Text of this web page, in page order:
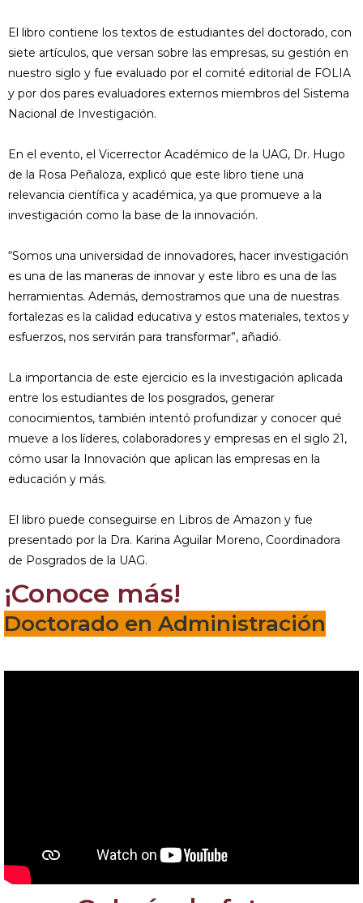
El libro contiene los textos de estudiantes del doctorado, con
siete artículos, que versan sobre las empresas, su gestión en
nuestro siglo y fue evaluado por el comité editorial de FOLIA
y por dos pares evaluadores externos miembros del Sistema
Nacional de Investigación.
En el evento, el Vicerrector Académico de la UAG, Dr. Hugo
de la Rosa Peñaloza, explicó que este libro tiene una
relevancia científica y académica, ya que promueve a la
investigación como la base de la innovación.
“Somos una universidad de innovadores, hacer investigación
es una de las maneras de innovar y este libro es una de las
herramientas. Además, demostramos que una de nuestras
fortalezas es la calidad educativa y estos materiales, textos y
esfuerzos, nos servirán para transformar”, añadió.
La importancia de este ejercicio es la investigación aplicada
entre los estudiantes de los posgrados, generar
conocimientos, también intentó profundizar y conocer qué
mueve a los líderes, colaboradores y empresas en el siglo 21,
cómo usar la Innovación que aplican las empresas en la
educación y más.
El libro puede conseguirse en Libros de Amazon y fue
presentado por la Dra. Karina Aguilar Moreno, Coordinadora
de Posgrados de la UAG.
¡Conoce más!
Doctorado en Administración